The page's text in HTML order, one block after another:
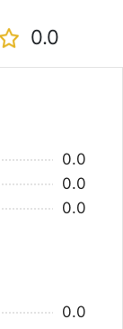
0.0
0.0
0.0
0.0
0.0